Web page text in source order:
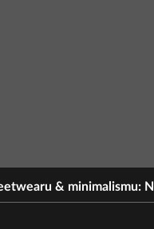
& minimalismu: